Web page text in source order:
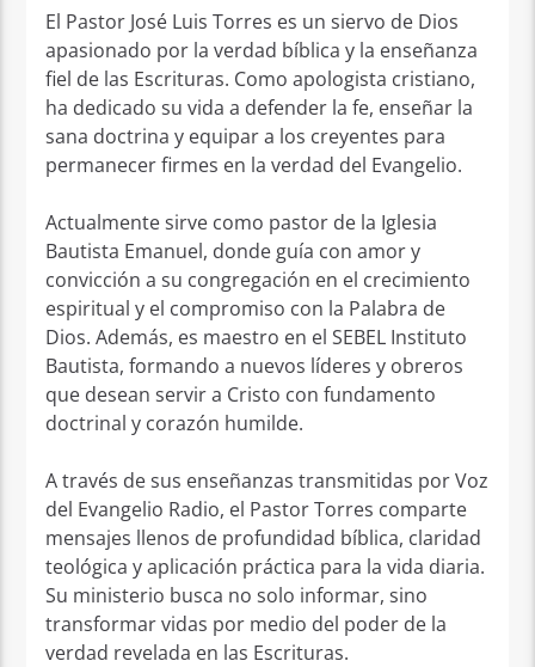
El Pastor José Luis Torres es un siervo de Dios
apasionado por la verdad bíblica y la enseñanza
fiel de las Escrituras. Como apologista cristiano,
ha dedicado su vida a defender la fe, enseñar la
sana doctrina y equipar a los creyentes para
permanecer firmes en la verdad del Evangelio.
Actualmente sirve como pastor de la Iglesia
Bautista Emanuel, donde guía con amor y
convicción a su congregación en el crecimiento
espiritual y el compromiso con la Palabra de
Dios. Además, es maestro en el SEBEL Instituto
Bautista, formando a nuevos líderes y obreros
que desean servir a Cristo con fundamento
doctrinal y corazón humilde.
A través de sus enseñanzas transmitidas por Voz
del Evangelio Radio, el Pastor Torres comparte
mensajes llenos de profundidad bíblica, claridad
teológica y aplicación práctica para la vida diaria.
Su ministerio busca no solo informar, sino
transformar vidas por medio del poder de la
verdad revelada en las Escrituras.